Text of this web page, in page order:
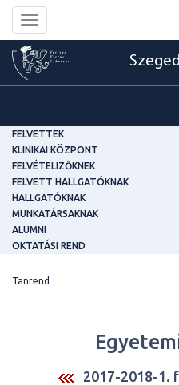
Toggle
navigation
FELVETTEK
KLINIKAI KÖZPONT
FELVÉTELIZŐKNEK
FELVETT HALLGATÓKNAK
HALLGATÓKNAK
MUNKATÁRSAKNAK
ALUMNI
OKTATÁSI REND
Tanrend
2017-2018-1.